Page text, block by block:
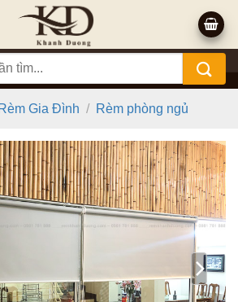
Rèm Gia Đình / Rèm phòng ngủ